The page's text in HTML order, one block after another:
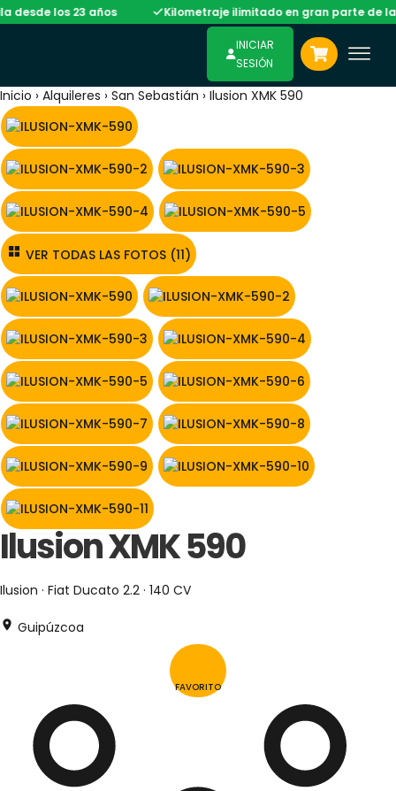
23 años Kilometraje ilimitado en gran parte de la flota
INICIAR
SESIÓN
Inicio › Alquileres › San Sebastián › Ilusion XMK 590
VER TODAS LAS FOTOS (11)
Ilusion XMK 590
Ilusion · Fiat Ducato 2.2 · 140 CV
Guipúzcoa
FAVORITO